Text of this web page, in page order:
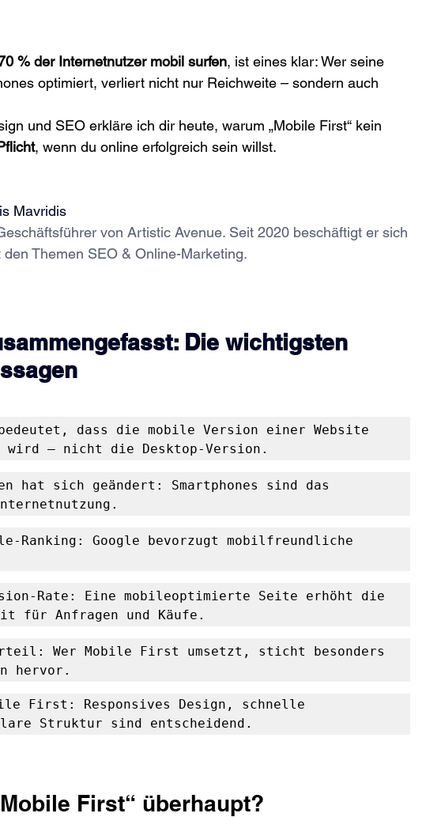
% der Internetnutzer mobil surfen, ist eines klar: Wer seine
optimiert, verliert nicht nur Reichweite – sondern auch
und SEO erkläre ich dir heute, warum „Mobile First“ kein
, wenn du online erfolgreich sein willst.
Mavridis
von Artistic Avenue. Seit 2020 beschäftigt er sich
den Themen SEO & Online-Marketing.
Die wichtigsten
dass die mobile Version einer Website
– nicht die Desktop-Version.
hat sich geändert: Smartphones sind das
Ranking: Google bevorzugt mobilfreundliche
Rate: Eine mobileoptimierte Seite erhöht die
für Anfragen und Käufe.
Wer Mobile First umsetzt, sticht besonders
hervor.
First: Responsives Design, schnelle
Struktur sind entscheidend.
First“ überhaupt?